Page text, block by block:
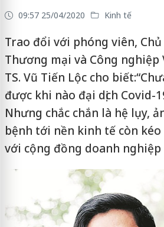
09:57 25/04/2020 Kinh tế
Trao đổi với phóng viên, Chủ
Thương mại và Công nghiệp
TS. Vũ Tiến Lộc cho
được khi nào đại dịch Covid-
Nhưng chắc chắn là hệ lụy,
bệnh tới nền kinh tế còn
với cộng đồng doanh nghiệp